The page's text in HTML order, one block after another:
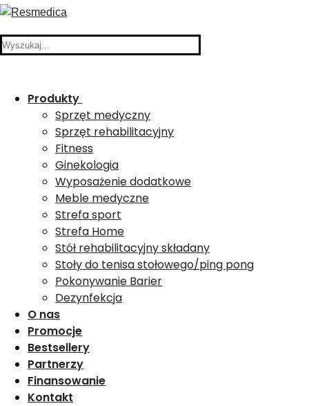
Search
Produkty
Sprzęt medyczny
Sprzęt rehabilitacyjny
Fitness
Ginekologia
Wyposażenie dodatkowe
Meble medyczne
Strefa sport
Strefa Home
Stół rehabilitacyjny składany
Stoły do tenisa stołowego/ping pong
Pokonywanie Barier
Dezynfekcja
O nas
Promocje
Bestsellery
Partnerzy
Finansowanie
Kontakt